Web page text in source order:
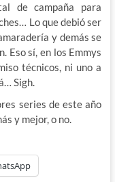
de campaña para
Lo que debió ser
y demás se
Eso sí, en los Emmys
técnicos, ni uno a
Sigh.
series de este año
y mejor, o no.